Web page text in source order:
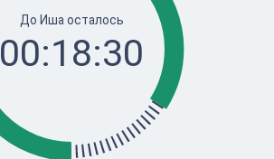
До Иша осталось
00:18:30